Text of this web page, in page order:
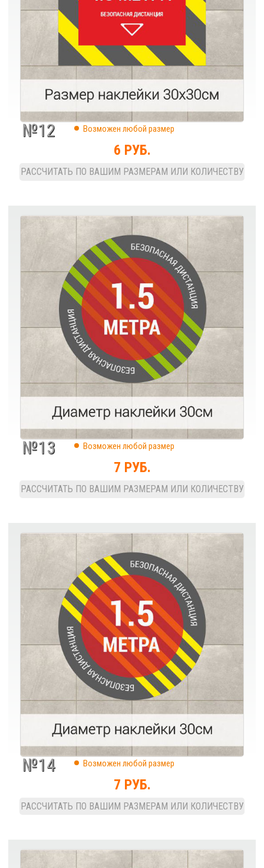
№12 Возможен любой размер
6 РУБ.
РАССЧИТАТЬ ПО ВАШИМ РАЗМЕРАМ ИЛИ КОЛИЧЕСТВУ
№13 Возможен любой размер
7 РУБ.
РАССЧИТАТЬ ПО ВАШИМ РАЗМЕРАМ ИЛИ КОЛИЧЕСТВУ
№14 Возможен любой размер
7 РУБ.
РАССЧИТАТЬ ПО ВАШИМ РАЗМЕРАМ ИЛИ КОЛИЧЕСТВУ
+375 (17) 271 29 11
E-mail
8tm@tut.by
с нами